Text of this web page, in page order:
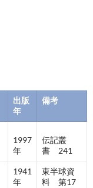
出版
年
備考
1997
年
伝記叢
書 241
1941
年
東半球資
料 第17